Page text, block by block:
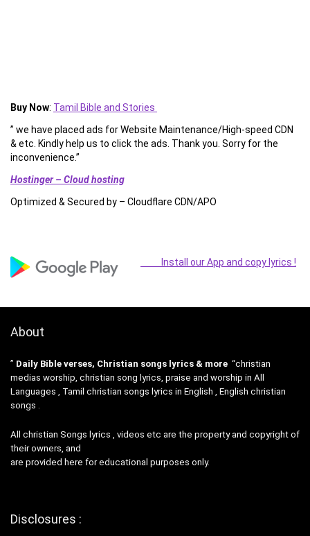
Buy Now: Tamil Bible and Stories
” we have placed ads for Website Maintenance/High-speed CDN
& etc. Kindly help us to click the ads. Thank you. Sorry for the
inconvenience.”
Hostinger – Cloud hosting
Optimized & Secured by – Cloudflare CDN/APO
Install our App and copy lyrics !
About
” Daily Bible verses, Christian songs lyrics & more “christian
medias worship, christian song lyrics, praise and worship in All
Languages , Tamil christian songs lyrics in English , English christian
songs .
All christian Songs lyrics , videos etc are the property and copyright of
their owners, and
are provided here for educational purposes only.
Disclosures :